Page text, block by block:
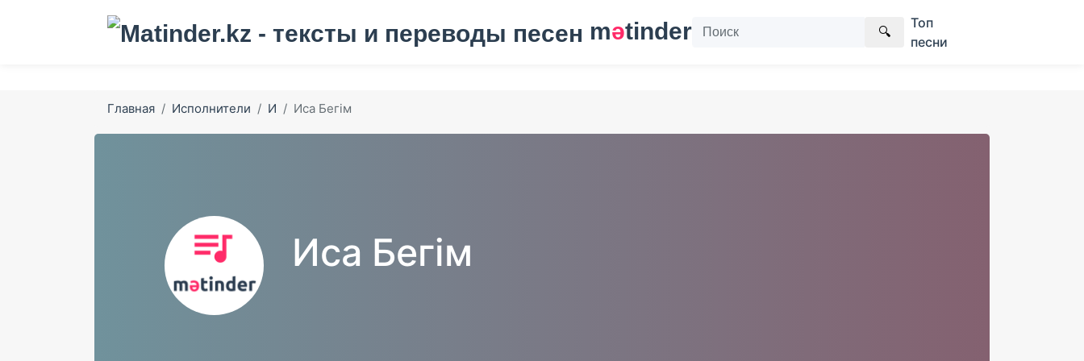
mәtinder 🔍
Топ
песни
Главная Исполнители И Иса Бегім
Иса Бегім